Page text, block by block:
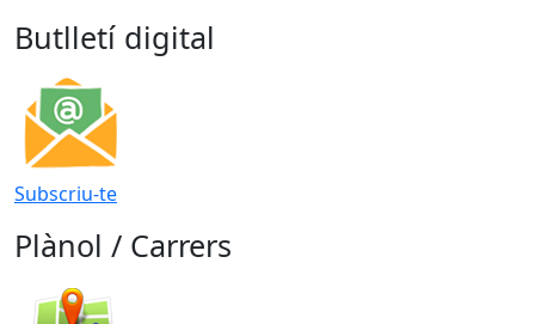
Butlletí digital
Subscriu-te
Plànol / Carrers